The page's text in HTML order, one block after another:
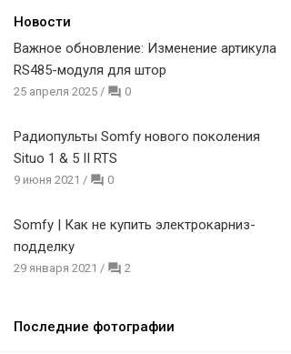
Новости
Важное обновление: Изменение артикула
RS485-модуля для штор
25 апреля 2025 / 0
Радиопульты Somfy нового поколения
Situo 1 & 5 II RTS
9 июня 2021 / 0
Somfy | Как не купить электрокарниз-
подделку
29 января 2021 / 2
Последние фотографии